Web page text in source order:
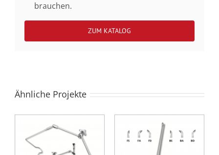
brauchen.
ZUM KATALOG
Ähnliche Projekte